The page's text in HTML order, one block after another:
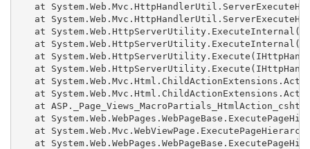
at
at
at
at
at
at
at
at
at
at
at
at